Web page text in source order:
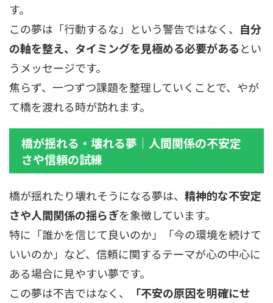
す。
この夢は「行動するな」という警告ではなく、 自分
の軸を整え、タイミングを見極める必要があるとい
うメッセージです。
焦らず、一つずつ課題を整理していくことで、やが
て橋を渡れる時が訪れます。
橋が揺れる・壊れる夢｜人間関係の不安定
さや信頼の試練
橋が揺れたり壊れそうになる夢は、 精神的な不安定
さや人間関係の揺らぎを象徴しています。
特に「誰かを信じて良いのか」「今の環境を続けて
いいのか」など、信頼に関するテーマが心の中心に
ある場合に見やすい夢です。
この夢は不吉ではなく、
「不安の原因を明確にせ